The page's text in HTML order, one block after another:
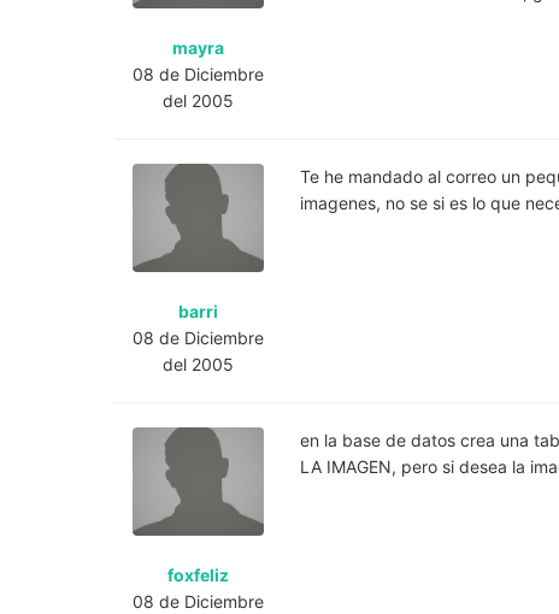
mayra
08 de Diciembre
del 2005
barri
08 de Diciembre
del 2005
Te he mandado al correo un
imagenes, no se si es lo que
foxfeliz
08 de Diciembre
en la base de datos crea una
LA IMAGEN, pero si desea la